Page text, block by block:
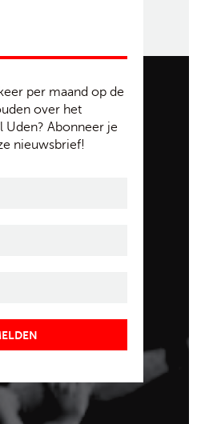
per maand op de
over het
Uden? Abonneer je
nieuwsbrief!